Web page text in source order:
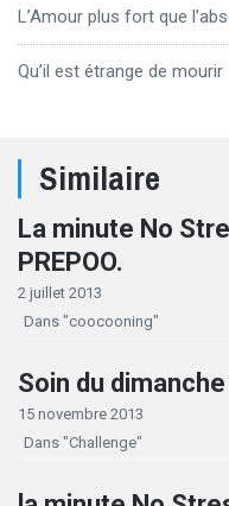
L’Amour plus fort que
Qu’il est étrange de mourir
Similaire
La minute No
PREPOO.
2 juillet 2013
Dans "coocooning"
Soin du
15 novembre 2013
Dans "Challenge"